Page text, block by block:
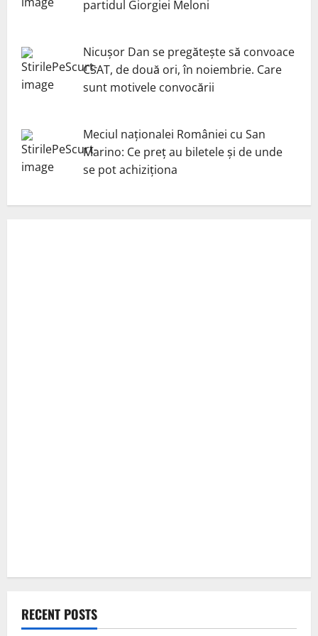
partidul Giorgiei Meloni
Nicuşor Dan se pregăteşte să convoace
CSAT, de două ori, în noiembrie. Care
sunt motivele convocării
Meciul naționalei României cu San
Marino: Ce preț au biletele și de unde
se pot achiziționa
RECENT POSTS